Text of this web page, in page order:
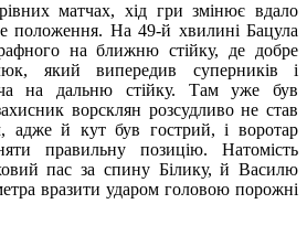
матчах, хід гри змінює вдало
положення. На 49-й хвилині Бацула
на ближню стійку, де добре
який випередив суперників і
на дальню стійку. Там уже був
ворсклян розсудливо не став
адже й кут був гострий, і воротар
правильну позицію. Натомість
пас за спину Білику, й Василю
вразити ударом головою порожні